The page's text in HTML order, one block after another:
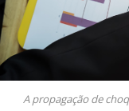
A propagação de